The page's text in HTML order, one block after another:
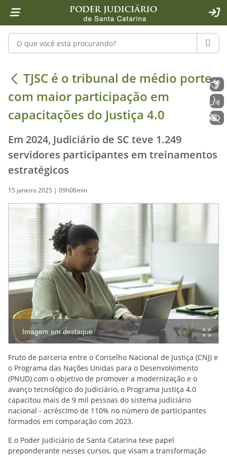
1 Ir para o conteúdo
2 Ir para a ferramenta de acessibilidade - Rybená
4 Ir para o menu principal
5 Ir para a pesquisa
6 Ir para o rodapé
7 Ir para a página inicial
Pesquisar no portal
TJSC é o tribunal de médio porte
TJSC é o tribunal de médio porte
com maior participação em
capacitações do Justiça 4.0
Em 2024, Judiciário de SC teve 1.249
servidores participantes em treinamentos
estratégicos
15 janeiro 2025 | 09h06min
Imagem em destaque
Fruto de parceria entre o Conselho Nacional de Justiça (CNJ) e
o Programa das Nações Unidas para o Desenvolvimento
(PNUD) com o objetivo de promover a modernização e o
avanço tecnológico do Judiciário, o Programa Justiça 4.0
capacitou mais de 9 mil pessoas do sistema judiciário
nacional - acréscimo de 110% no número de participantes
formados em comparação com 2023.
E o Poder Judiciário de Santa Catarina teve papel
preponderante nesses cursos, que visam a transformação
Libras
+ Acessibilidade